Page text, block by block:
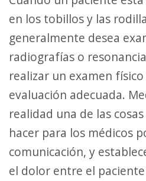
en los tobillos y las
generalmente desea
radiografías o
realizar un examen
evaluación adecuada.
realidad una de las
hacer para los médicos
comunicación, y
el dolor entre el